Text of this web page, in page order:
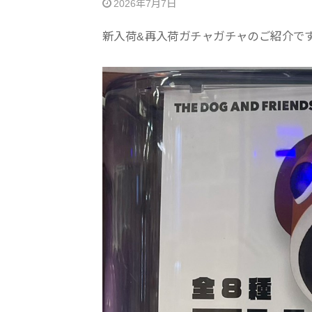
2026年7月7日
新入荷&再入荷ガチャガチャのご紹介で